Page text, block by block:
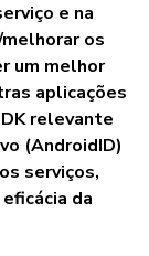
e na
os
um melhor
aplicações
relevante
(AndroidID)
serviços,
da